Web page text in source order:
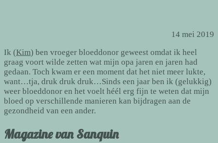
14 mei 2019
Ik (Kim) ben vroeger bloeddonor geweest omdat ik heel
graag voort wilde zetten wat mijn opa jaren en jaren had
gedaan. Toch kwam er een moment dat het niet meer lukte,
want…tja, druk druk druk…Sinds een jaar ben ik (gelukkig)
weer bloeddonor en het voelt héél erg fijn te weten dat mijn
bloed op verschillende manieren kan bijdragen aan de
gezondheid van een ander.
Magazine van Sanquin